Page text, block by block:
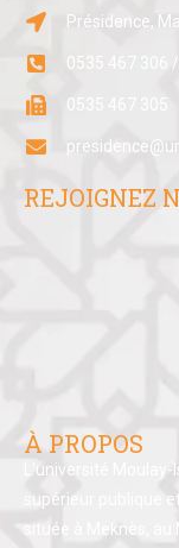
Présidence,
0535 467 306
0535 467 305
REJOIGNEZ
À PROPOS
L’université
supérieur publique
située à Meknès, au